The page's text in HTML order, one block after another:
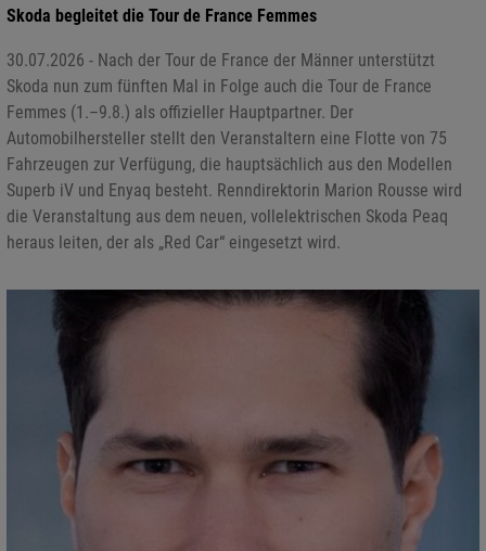
Skoda begleitet die Tour de France Femmes
30.07.2026 - Nach der Tour de France der Männer unterstützt
Skoda nun zum fünften Mal in Folge auch die Tour de France
Femmes (1.–9.8.) als offizieller Hauptpartner. Der
Automobilhersteller stellt den Veranstaltern eine Flotte von 75
Fahrzeugen zur Verfügung, die hauptsächlich aus den Modellen
Superb iV und Enyaq besteht. Renndirektorin Marion Rousse wird
die Veranstaltung aus dem neuen, vollelektrischen Skoda Peaq
heraus leiten, der als „Red Car“ eingesetzt wird.